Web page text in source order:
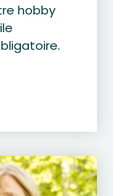
hobby